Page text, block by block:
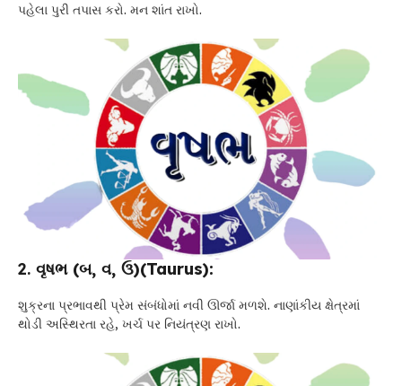
પહેલા પુરી તપાસ કરો. મન શાંત રાખો.
2. વૃષભ (બ, વ, ઉ)(Taurus):
શુક્રના પ્રભાવથી પ્રેમ સંબંધોમાં નવી ઊર્જા મળશે. નાણાંકીય ક્ષેત્રમાં
થોડી અસ્થિરતા રહે, ખર્ચ પર નિયંત્રણ રાખો.